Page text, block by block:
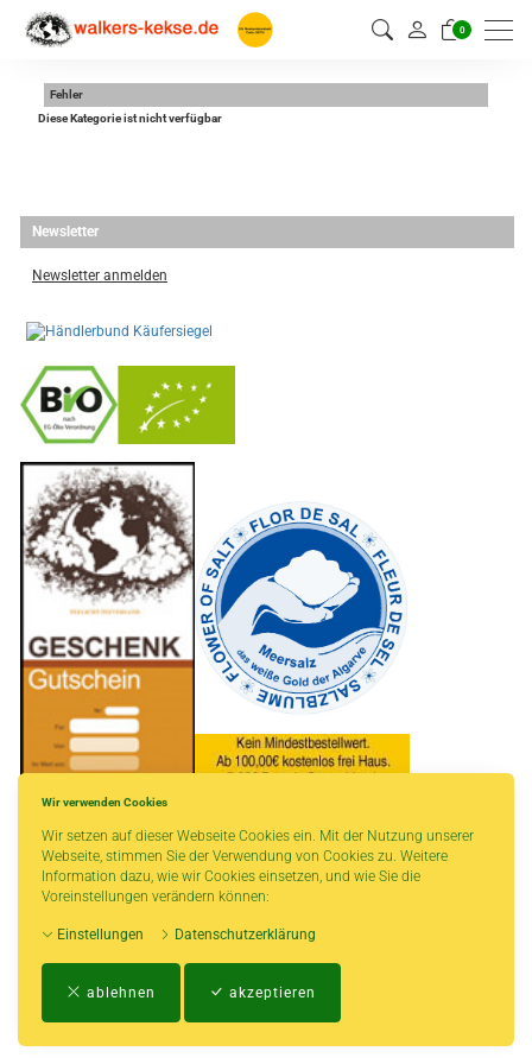
Wir verwenden Cookies
Wir setzen auf dieser Webseite Cookies ein. Mit der Nutzung unserer
Webseite, stimmen Sie der Verwendung von Cookies zu. Weitere
Information dazu, wie wir Cookies einsetzen, und wie Sie die
Voreinstellungen verändern können:
Einstellungen Datenschutzerklärung
ablehnen akzeptieren
0
Fehler
Diese Kategorie ist nicht verfügbar
Newsletter
Newsletter anmelden
* gilt für Lieferungen innerhalb Deutschlands, Lieferzeiten für andere Länder
entnehmen Sie bitte der Schaltfläche mit den Versandinformationen.
Impressum-AGB-Zahlungs- und Versandbedingungen
Biozertifikat
Widerrufsrecht Datenschutzerklärung